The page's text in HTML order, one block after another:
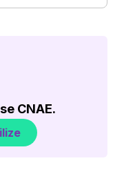
CNAE.